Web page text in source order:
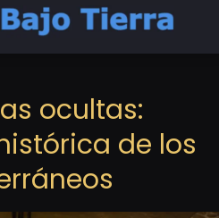
ocultas:
de los